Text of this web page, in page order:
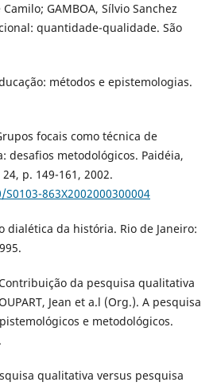
Camilo; GAMBOA, Sílvio Sanchez
quantidade-qualidade. São
educação: métodos e epistemologias.
focais como técnica de
desafios metodológicos. Paidéia,
p. 149-161, 2002.
863X2002000300004
dialética da história. Rio de Janeiro:
da pesquisa qualitativa
Jean et a.l (Org.). A pesquisa
e metodológicos.
qualitativa versus pesquisa